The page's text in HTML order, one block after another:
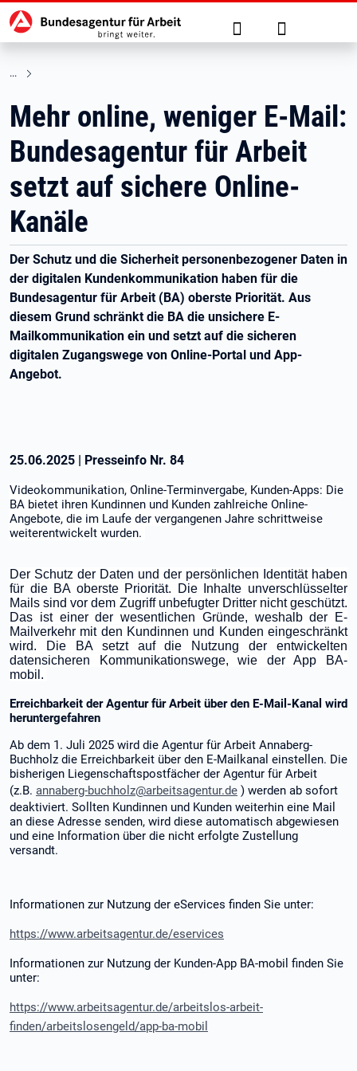
zu den Hauptinhalten springen
Hauptnavigation Suche Anmelden
Mehr online, weniger E-Mail:
Bundesagentur für Arbeit
setzt auf sichere Online-
Kanäle
Der Schutz und die Sicherheit personenbezogener Daten in
der digitalen Kundenkommunikation haben für die
Bundesagentur für Arbeit (BA) oberste Priorität. Aus
diesem Grund schränkt die BA die unsichere E-
Mailkommunikation ein und setzt auf die sicheren
digitalen Zugangswege von Online-Portal und App-
Angebot.
25.06.2025 | Presseinfo Nr. 84
Videokommunikation, Online-Terminvergabe, Kunden-Apps: Die
BA bietet ihren Kundinnen und Kunden zahlreiche Online-
Angebote, die im Laufe der vergangenen Jahre schrittweise
weiterentwickelt wurden.
Der Schutz der Daten und der persönlichen Identität haben
für die BA oberste Priorität. Die Inhalte unverschlüsselter
Mails sind vor dem Zugriff unbefugter Dritter nicht geschützt.
Das ist einer der wesentlichen Gründe, weshalb der E-
Mailverkehr mit den Kundinnen und Kunden eingeschränkt
wird. Die BA setzt auf die Nutzung der entwickelten
datensicheren Kommunikationswege, wie der App BA-
mobil.
Erreichbarkeit der Agentur für Arbeit über den E-Mail-Kanal wird
heruntergefahren
Ab dem 1. Juli 2025 wird die Agentur für Arbeit Annaberg-
Buchholz die Erreichbarkeit über den E-Mailkanal einstellen. Die
bisherigen Liegenschaftspostfächer der Agentur für Arbeit
(z.B. annaberg-buchholz@arbeitsagentur.de ) werden ab sofort
deaktiviert. Sollten Kundinnen und Kunden weiterhin eine Mail
an diese Adresse senden, wird diese automatisch abgewiesen
und eine Information über die nicht erfolgte Zustellung
versandt.
Informationen zur Nutzung der eServices finden Sie unter:
https://www.arbeitsagentur.de/eservices
Informationen zur Nutzung der Kunden-App BA-mobil finden Sie
unter:
https://www.arbeitsagentur.de/arbeitslos-arbeit-
finden/arbeitslosengeld/app-ba-mobil